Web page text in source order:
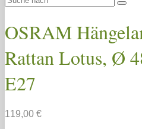
OSRAM
Rattan Lotus, Ø
E27
119,00 €